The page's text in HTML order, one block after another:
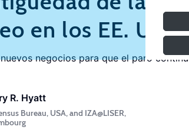
en los EE. UU.
negocios para que el paro
R. Hyatt
Bureau, USA, and IZA@LISER,